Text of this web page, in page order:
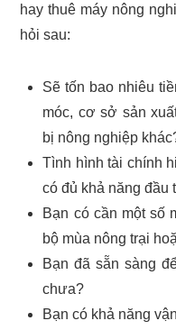
hay thuê máy nông
hỏi sau:
Sẽ tốn bao nhiêu
móc, cơ sở sản
bị nông nghiệp
Tình hình tài chính
có đủ khả năng đầu
Bạn có cần một số
bộ mùa nông trại
Bạn đã sẵn sàng
chưa?
Bạn có khả năng